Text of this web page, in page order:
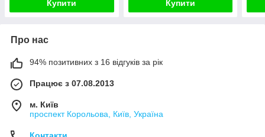
Купити Купити
Про нас
94% позитивних з 16 відгуків за рік
Працює з 07.08.2013
м. Київ
проспект Корольова, Київ, Україна